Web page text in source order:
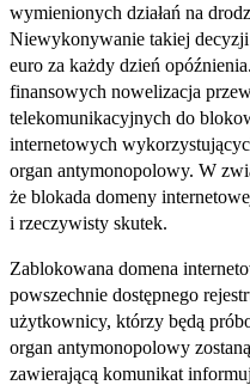
wymienionych działań na
Niewykonywanie takiej decyzji
euro za każdy dzień
finansowych nowelizacja
telekomunikacyjnych do
internetowych
organ antymonopolowy. W
że blokada domeny
i rzeczywisty skutek.
Zablokowana domena
powszechnie dostępnego
użytkownicy, którzy będą
organ antymonopolowy
zawierającą komunikat